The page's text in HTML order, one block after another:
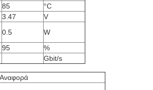
85
°C
3.47
V
0.5
W
95
%
Gbit/s
Αναφορά